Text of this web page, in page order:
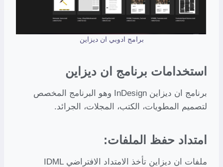
برامج ادوبي ان ديزاين
استخدامات برنامج ان ديزاين
برنامج ان ديزاين InDesign وهو البرنامج المخصص
لتصميم المطويات، الكتب، المجلات، الجرائد.
امتداد حفظ الملفات:
ملفات ان ديزاين تأخذ الامتداد الافتراضي IDML